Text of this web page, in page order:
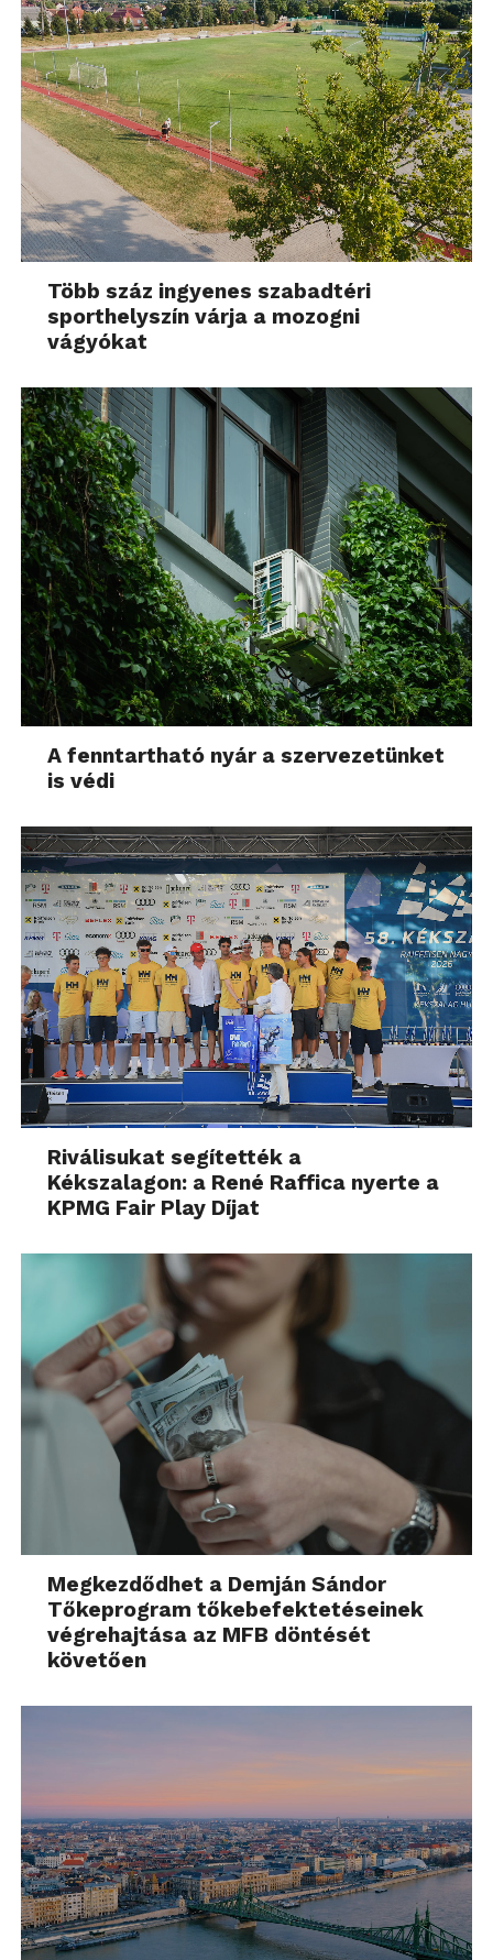
Több száz ingyenes szabadtéri
sporthelyszín várja a mozogni
vágyókat
A fenntartható nyár a szervezetünket
is védi
Riválisukat segítették a
Kékszalagon: a René Raffica nyerte a
KPMG Fair Play Díjat
Megkezdődhet a Demján Sándor
Tőkeprogram tőkebefektetéseinek
végrehajtása az MFB döntését
követően